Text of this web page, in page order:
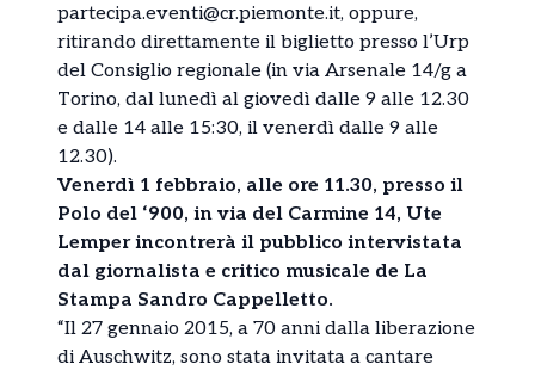
partecipa.eventi@cr.piemonte.it, oppure,
ritirando direttamente il biglietto presso l’Urp
del Consiglio regionale (in via Arsenale 14/g a
Torino, dal lunedì al giovedì dalle 9 alle 12.30
e dalle 14 alle 15:30, il venerdì dalle 9 alle
12.30).
Venerdì 1 febbraio, alle ore 11.30, presso il
Polo del ‘900, in via del Carmine 14, Ute
Lemper incontrerà il pubblico intervistata
dal giornalista e critico musicale de La
Stampa Sandro Cappelletto.
“Il 27 gennaio 2015, a 70 anni dalla liberazione
di Auschwitz, sono stata invitata a cantare